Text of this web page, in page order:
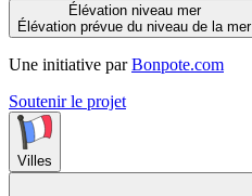
Élévation niveau mer
Élévation prévue du niveau de la mer
Une initiative par Bonpote.com
Soutenir le projet
Villes